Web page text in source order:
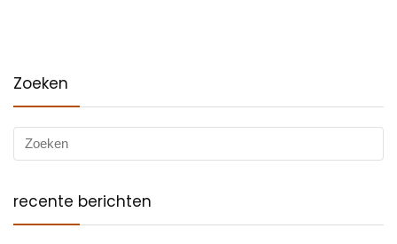
Zoeken
recente berichten